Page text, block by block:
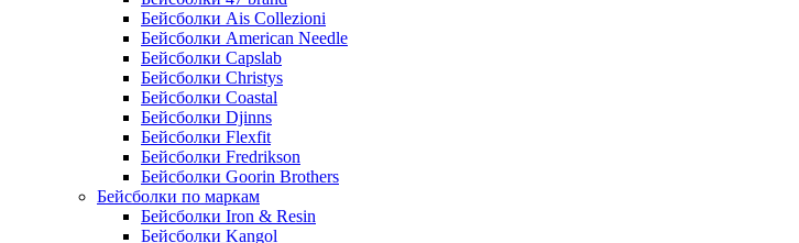
Бейсболки Ais Collezioni
Бейсболки American Needle
Бейсболки Capslab
Бейсболки Christys
Бейсболки Coastal
Бейсболки Djinns
Бейсболки Flexfit
Бейсболки Fredrikson
Бейсболки Goorin Brothers
Бейсболки по маркам
Бейсболки Iron & Resin
Бейсболки Kangol